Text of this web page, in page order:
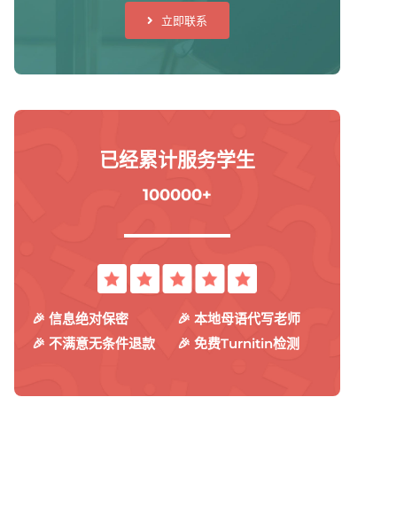
立即联系
已经累计服务学生
100000+
🎉 信息绝对保密
🎉 本地母语代写老师
🎉 不满意无条件退款
🎉 免费Turnitin检测